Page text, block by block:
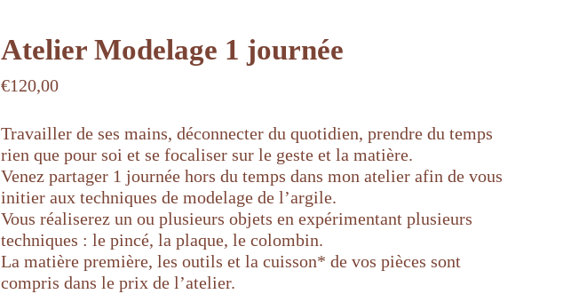
Atelier Modelage 1 journée
€120,00
Travailler de ses mains, déconnecter du quotidien, prendre du temps
rien que pour soi et se focaliser sur le geste et la matière.
Venez partager 1 journée hors du temps dans mon atelier afin de vous
initier aux techniques de modelage de l’argile.
Vous réaliserez un ou plusieurs objets en expérimentant plusieurs
techniques : le pincé, la plaque, le colombin.
La matière première, les outils et la cuisson* de vos pièces sont
compris dans le prix de l’atelier.